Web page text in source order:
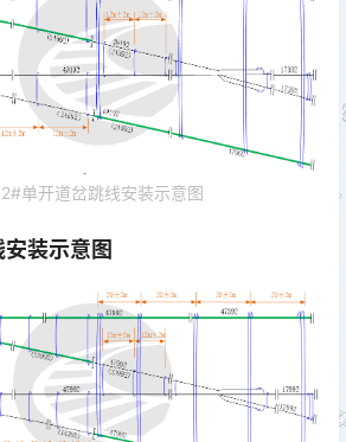
单开道岔跳线安装示意图
装示意图